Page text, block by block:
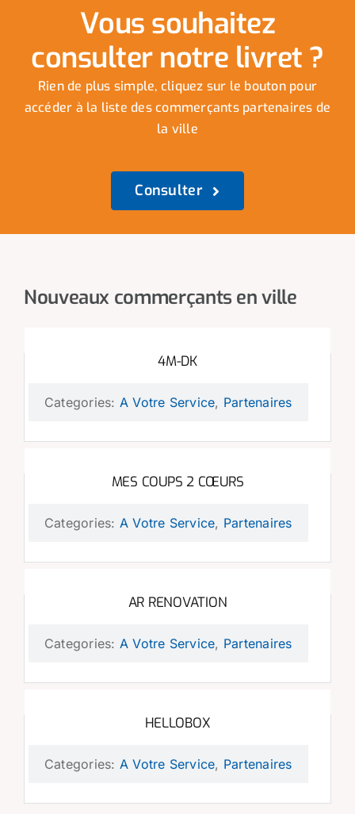
Vous souhaitez
consulter notre livret ?
Rien de plus simple, cliquez sur le bouton pour
accéder à la liste des commerçants partenaires de
la ville
Consulter
Nouveaux commerçants en ville
4M-DK
Categories: A Votre Service, Partenaires
MES COUPS 2 CŒURS
Categories: A Votre Service, Partenaires
AR RENOVATION
Categories: A Votre Service, Partenaires
HELLOBOX
Categories: A Votre Service, Partenaires